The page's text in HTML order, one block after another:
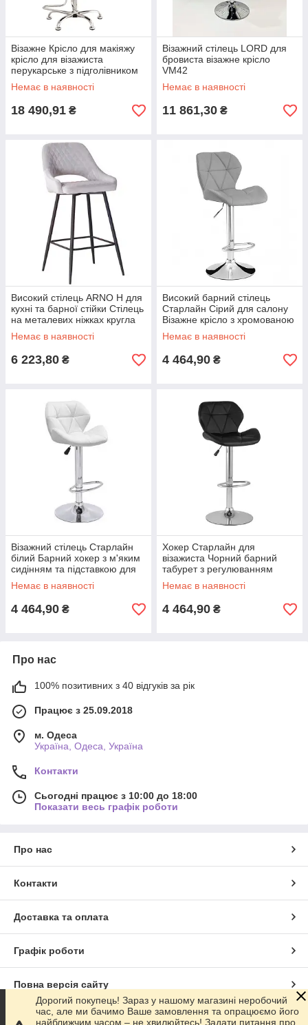
Візажне Крісло для макіяжу
крісло для візажиста
перукарське з підголівником
педикюрне крісло Make Up
Немає в наявності
18 490,91 ₴
Візажний стілець LORD для
бровиста візажне крісло
VM42
Немає в наявності
11 861,30 ₴
Високий стілець ARNO H для
кухні та барної стійки Стілець
на металевих ніжках кругла
спинка з малюнком
Немає в наявності
6 223,80 ₴
Високий барний стілець
Старлайн Сірий для салону
Візажне крісло з хромованою
ніжкою
Немає в наявності
4 464,90 ₴
Візажний стілець Старлайн
білий Барний хокер з м'яким
сидінням та підставкою для
ніг
Немає в наявності
4 464,90 ₴
Хокер Старлайн для
візажиста Чорний барний
табурет з регулюванням
висоти та поворотом на 360°
Немає в наявності
4 464,90 ₴
Про нас
100% позитивних з 40 відгуків за рік
Працює з 25.09.2018
м. Одеса
Україна, Одеса, Україна
Контакти
Сьогодні працює з 10:00 до 18:00
Показати весь графік роботи
Про нас
Контакти
Доставка та оплата
Графік роботи
Повна версія сайту
Сайт створено на маркетплейсіProm.ua
Дорогий покупець! Зараз у нашому магазині неробочий
час, але ми бачимо Ваше замовлення та опрацюємо його
найближчим часом – не хвилюйтесь! Задати питання про